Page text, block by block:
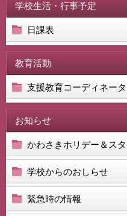
学校生活・行事予定
日課表
教育活動
支援教育コーディネー
お知らせ
かわさきホリデー＆スタ
学校からのおしらせ
緊急時の情報